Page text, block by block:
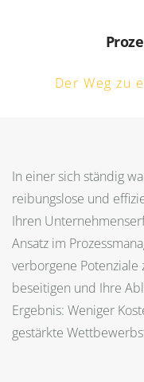
de
Kompetenzen
Insights
Unternehmen
KONTAKT
Der Weg zu
In einer sich ständig
reibungslose und
Ihren
Ansatz im
verborgene Potenziale
beseitigen und Ihre
Ergebnis: Weniger
gestärkte